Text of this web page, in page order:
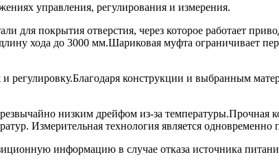
управления, регулирования и измерения.
для покрытия отверстия, через которое работает
хода до 3000 мм.Шариковая муфта ограничивает
конструкции и выбранным
низким дрейфом из-за температуры.Прочная
Измерительная технология является одновременно
информацию в случае отказа источника